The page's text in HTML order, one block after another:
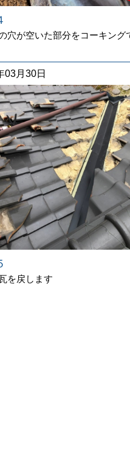
穴が空いた部分をコーキング
03月30日
を戻します